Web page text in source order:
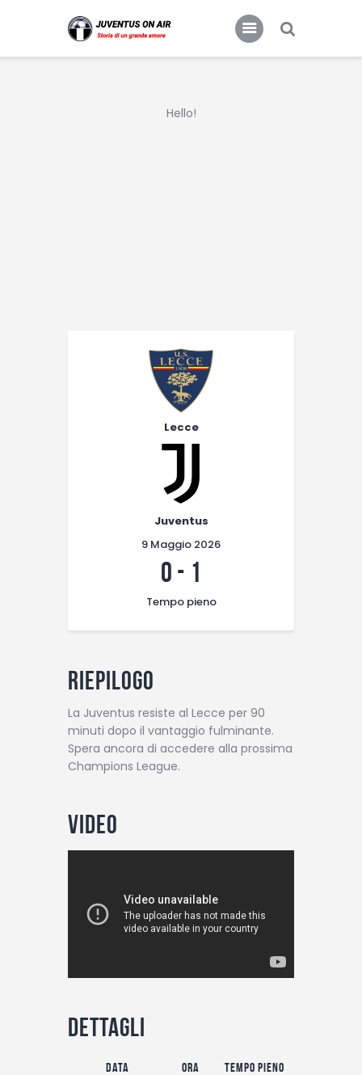
Hello!
Lecce
Juventus
9 Maggio 2026
0 - 1
Tempo pieno
Riepilogo
La Juventus resiste al Lecce per 90
minuti dopo il vantaggio fulminante.
Spera ancora di accedere alla prossima
Champions League.
Video
Dettagli
Data Ora
Tempo pieno